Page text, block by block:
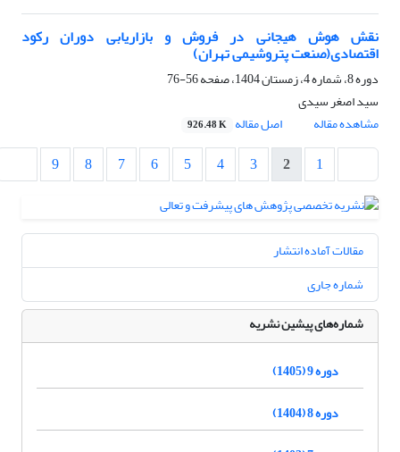
نقش هوش هیجانی در فروش و بازاریابی دوران رکود
اقتصادی(صنعت پتروشیمی تهران)
دوره 8، شماره 4، زمستان 1404، صفحه
56-76
سید اصغر سیدی
مشاهده مقاله
اصل مقاله 926.48 K
1
2
3
4
5
6
7
8
9
مقالات آماده انتشار
شماره جاری
شماره‌های پیشین نشریه
دوره 9 (1405)
دوره 8 (1404)